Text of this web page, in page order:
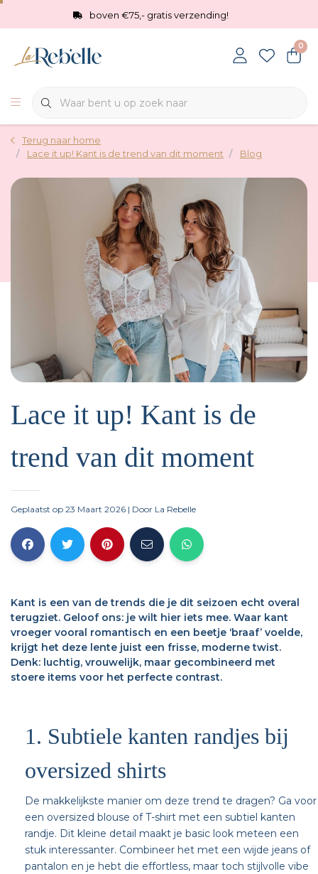
boven €75,- gratis verzending!
0
Terug naar home
Lace it up! Kant is de trend van dit moment
Blog
Lace it up! Kant is de
trend van dit moment
Geplaatst op 23 Maart 2026 | Door La Rebelle
Kant is een van de trends die je dit seizoen echt overal
terugziet. Geloof ons: je wilt hier iets mee. Waar kant
vroeger vooral romantisch en een beetje ‘braaf’ voelde,
krijgt het deze lente juist een frisse, moderne twist.
Denk: luchtig, vrouwelijk, maar gecombineerd met
stoere items voor het perfecte contrast.
1. Subtiele kanten randjes bij
oversized shirts
De makkelijkste manier om deze trend te dragen? Ga voor
een oversized blouse of T-shirt met een subtiel kanten
randje. Dit kleine detail maakt je basic look meteen een
stuk interessanter. Combineer het met een wijde jeans of
pantalon en je hebt die effortless, maar toch stijlvolle vibe